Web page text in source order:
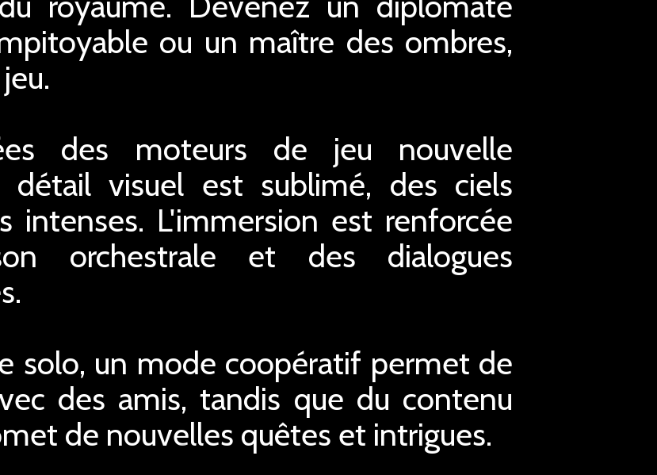
ou un maître des ombres,
des moteurs de jeu nouvelle
détail visuel est sublimé, des ciels
intenses. L'immersion est renforcée
orchestrale et des dialogues
solo, un mode coopératif permet de
des amis, tandis que du contenu
de nouvelles quêtes et intrigues.